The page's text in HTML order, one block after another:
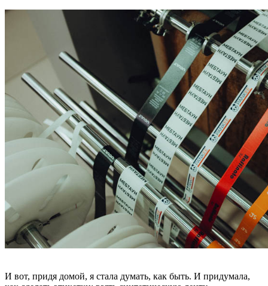
И вот, придя домой, я стала думать, как быть. И придумала,